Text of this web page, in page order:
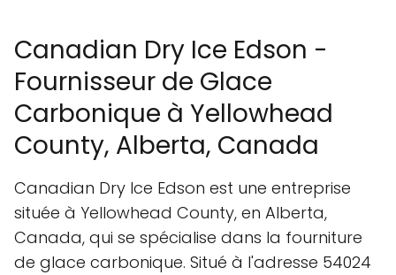
Canadian Dry Ice Edson -
Fournisseur de Glace
Carbonique à Yellowhead
County, Alberta, Canada
Canadian Dry Ice Edson est une entreprise
située à Yellowhead County, en Alberta,
Canada, qui se spécialise dans la fourniture
de glace carbonique. Situé à l'adresse 54024